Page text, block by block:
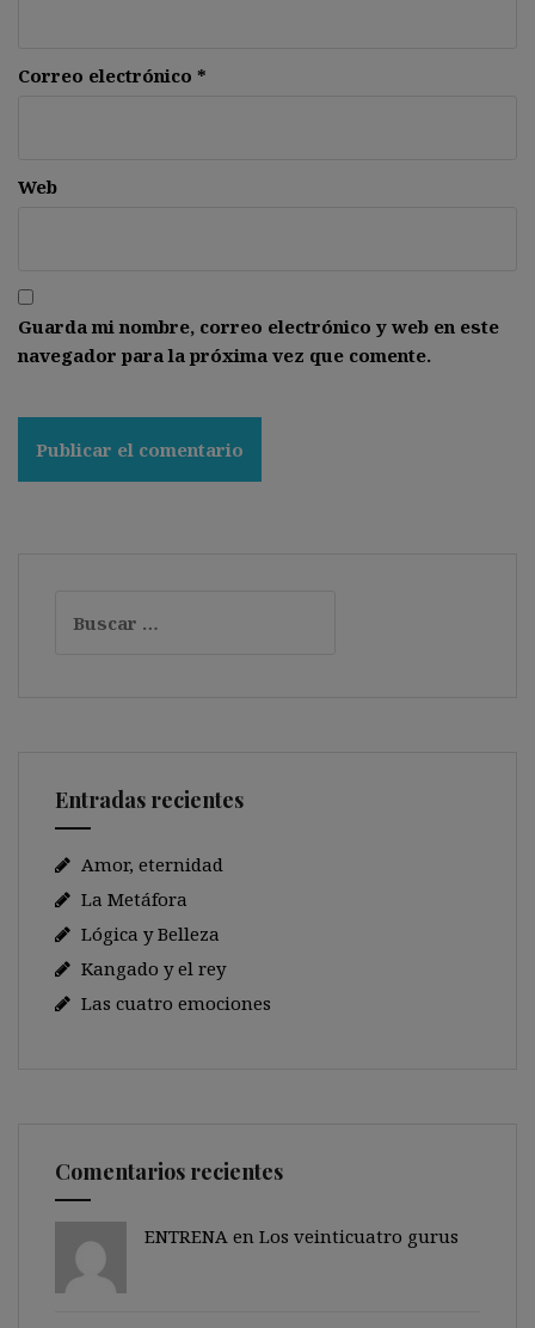
Correo electrónico *
Web
Guarda mi nombre, correo electrónico y web en este
navegador para la próxima vez que comente.
Entradas recientes
Amor, eternidad
La Metáfora
Lógica y Belleza
Kangado y el rey
Las cuatro emociones
Comentarios recientes
ENTRENA en Los veinticuatro gurus